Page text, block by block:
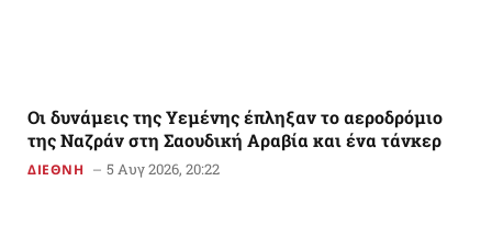
Οι δυνάμεις της Υεμένης έπληξαν το αεροδρόμιο
της Ναζράν στη Σαουδική Αραβία και ένα τάνκερ
ΔΙΕΘΝΗ 5 Αυγ 2026, 20:22